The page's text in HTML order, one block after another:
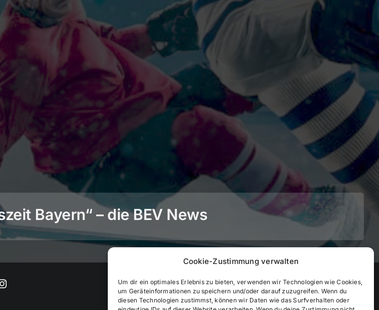
Cookie-Zustimmung verwalten
Um dir ein optimales Erlebnis zu bieten, verwenden wir Technologien wie Cookies,
um Geräteinformationen zu speichern und/oder darauf zuzugreifen. Wenn du
diesen Technologien zustimmst, können wir Daten wie das Surfverhalten oder
Bayern“ – die BEV News
© 2026 • BEV Bayerischer Eissportverband